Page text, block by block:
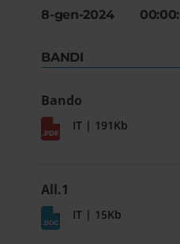
8-gen-2024
BANDI
Bando
IT | 191Kb
All.1
IT | 15Kb